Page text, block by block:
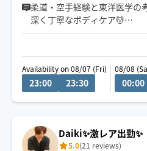
柔道・空手経験と東洋医学の
深く丁寧なボディケア💆
首肩腰の重だるさや全身疲労
おすすめです😊
Availability on 08/07 (Fri)
23:00 23:30
08/08
00:00
Daiki✨激レア出勤✨
5.0(21 reviews)